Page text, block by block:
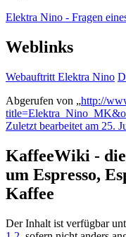
Elektra Nino - Fragen
Weblinks
Webauftritt Elektra Nino
Abgerufen von „http://
Zuletzt bearbeitet am 25.
KaffeeWiki -
um Espresso,
Kaffee
Der Inhalt ist verfügbar